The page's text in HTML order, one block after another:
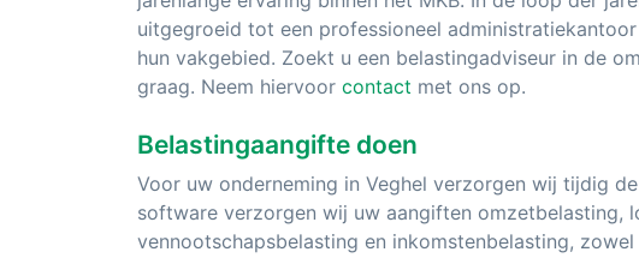
uitgegroeid tot een professioneel
hun vakgebied. Zoekt u een belastingadviseur in de
graag. Neem hiervoor contact met ons op.
Belastingaangifte doen
Voor uw onderneming in Veghel verzorgen wij tijdig
software verzorgen wij uw aangiften omzetbelasting,
vennootschapsbelasting en inkomstenbelasting,